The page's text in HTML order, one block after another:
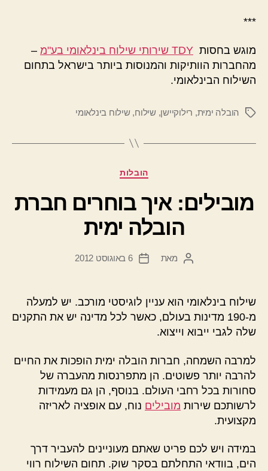
***
מוגש בחסות TDY שירותי שילוח בינלאומי בע"מ
–
מהחברות הוותיקות והמנוסות ביותר בישראל בתחום
השילוח הבינלאומי.
תגיותהובלה ימית, רילוקיישן,שילוח,שילוח בינלאומי
קטגוריותהובלות
מובילים: איך בוחרים חברת
הובלה ימית
המחבר
מאת
תאריך
6 באוגוסט 2012
שילוח בינלאומי הוא עניין לוגיסטי מורכב. יש למעלה
מ-190 מדינות בעולם, כאשר לכל מדינה יש את התקנים
שלה לגבי ייבוא וייצוא.
למרבה השמחה, חברות הובלה ימית הופכות את החיים
להרבה יותר פשוטים. הן מתפרנסות מהעברה של
סחורות בכל רחבי העולם. בנוסף, הן גם מעמידות
לרשותכם שירות מובילים נוח, עם אופציה לאריזה
מקצועית.
במידה ויש לכם פריט שאתם מעוניינים להעביר דרך
הים, בוודאי התחלתם בסקר שוק. תחום השילוח רווי